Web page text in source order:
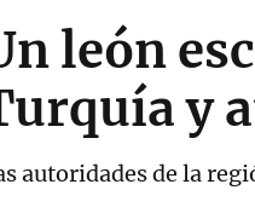
león
y
autoridades de la